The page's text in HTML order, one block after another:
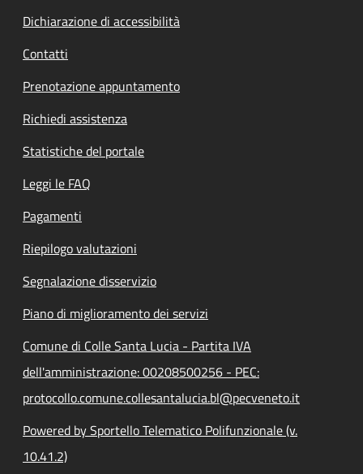
Dichiarazione di accessibilità
Contatti
Prenotazione appuntamento
Richiedi assistenza
Statistiche del portale
Leggi le FAQ
Pagamenti
Riepilogo valutazioni
Segnalazione disservizio
Piano di miglioramento dei servizi
Comune di Colle Santa Lucia - Partita IVA
dell'amministrazione: 00208500256 - PEC:
protocollo.comune.collesantalucia.bl@pecveneto.it
Powered by Sportello Telematico Polifunzionale (v.
10.41.2)